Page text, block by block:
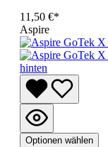
11,50 €*
Aspire
Optionen wählen